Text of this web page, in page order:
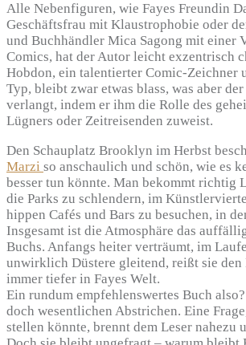
Alle Nebenfiguren, wie Fayes Freundin
Geschäftsfrau mit Klaustrophobie oder
und Buchhändler Mica Sagong mit einer
Comics, hat der Autor leicht exzentrisch
Hobdon, ein talentierter Comic-Zeichner
Typ, bleibt zwar etwas blass, was aber
verlangt, indem er ihm die Rolle des
Lügners oder Zeitreisenden zuweist.
Den Schauplatz Brooklyn im Herbst
Marzi so anschaulich und schön, wie es
besser tun könnte. Man bekommt richtig
die Parks zu schlendern, im
hippen Cafés und Bars zu besuchen, in
Insgesamt ist die Atmosphäre das
Buchs. Anfangs heiter verträumt, im
unwirklich Düstere gleitend, reißt sie den
immer tiefer in Fayes Welt.
Ein rundum empfehlenswertes Buch
doch wesentlichen Abstrichen. Eine
stellen könnte, brennt dem Leser nahezu